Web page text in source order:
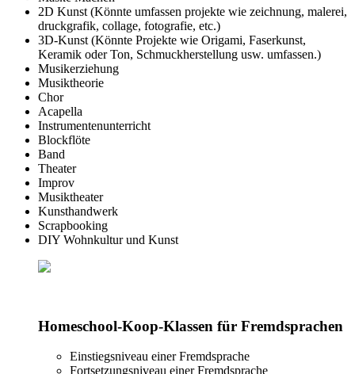
2D Kunst (Könnte umfassen projekte wie zeichnung, malerei,
druckgrafik, collage, fotografie, etc.)
3D-Kunst (Könnte Projekte wie Origami, Faserkunst,
Keramik oder Ton, Schmuckherstellung usw. umfassen.)
Musikerziehung
Musiktheorie
Chor
Acapella
Instrumentenunterricht
Blockflöte
Band
Theater
Improv
Musiktheater
Kunsthandwerk
Scrapbooking
DIY Wohnkultur und Kunst
Homeschool-Koop-Klassen für Fremdsprachen
Einstiegsniveau einer Fremdsprache
Fortsetzungsniveau einer Fremdsprache